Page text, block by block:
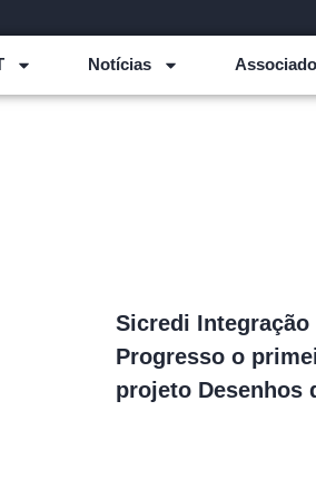
Notícias
Sicredi Integração
Progresso o
projeto Desenhos